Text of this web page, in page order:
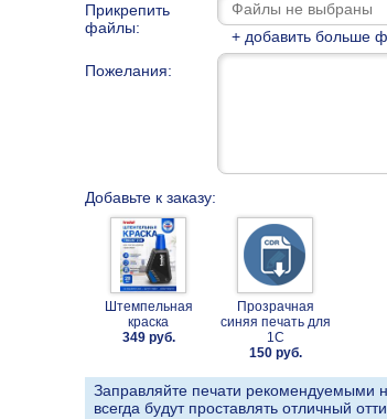
Прикрепить
файлы:
+ добавить больше
Пожелания:
Добавьте к заказу:
Штемпельная
краска
349 руб.
Прозрачная
синяя печать для
1С
150 руб.
Заправляйте печати рекомендуемыми
всегда будут проставлять отличный